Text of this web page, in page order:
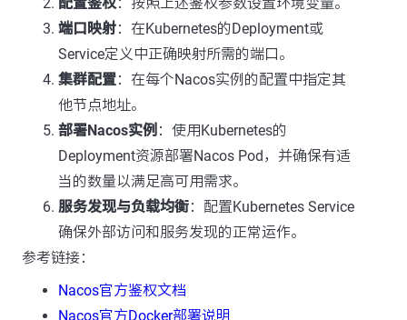
端口映射：在Kubernetes的Deployment或
Service定义中正确映射所需的端口。
集群配置：在每个Nacos实例的配置中指定其
他节点地址。
部署Nacos实例 ：使用Kubernetes的
Deployment资源部署Nacos Pod，并确保有适
当的数量以满足高可用需求。
服务发现与负载均衡：配置Kubernetes Service
确保外部访问和服务发现的正常运作。
参考链接：
Nacos官方鉴权文档
Nacos官方Docker部署说明